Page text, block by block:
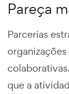
Pareça
Parcerias
que a